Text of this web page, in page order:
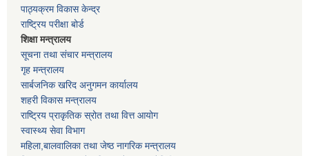
पाठ्यक्रम विकास केन्द्र
राष्ट्रिय परीक्षा बोर्ड
शिक्षा मन्त्रालय
सूचना तथा संचार मन्त्रालय
गृह मन्त्रालय
सार्बजनिक खरिद अनुगमन कार्यालय
शहरी विकास मन्त्रालय
राष्ट्रिय प्राकृतिक स्रोत तथा वित्त आयोग
स्वास्थ्य सेवा विभाग
महिला,बालवालिका तथा जेष्ठ नागरिक मन्त्रालय